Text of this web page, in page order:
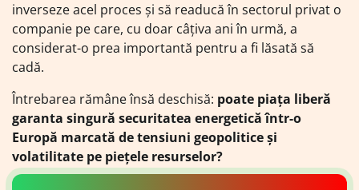
inverseze acel proces și să readucă în sectorul privat o
companie pe care, cu doar câțiva ani în urmă, a
considerat-o prea importantă pentru a fi lăsată să
cadă.
Întrebarea rămâne însă deschisă: poate piața liberă
garanta singură securitatea energetică într-o
Europă marcată de tensiuni geopolitice și
volatilitate pe piețele resurselor?